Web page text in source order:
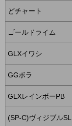
どチャート
ゴールドライム
GLXイワシ
GGボラ
GLXレインボーPB
(SP-C)ヴィジブル